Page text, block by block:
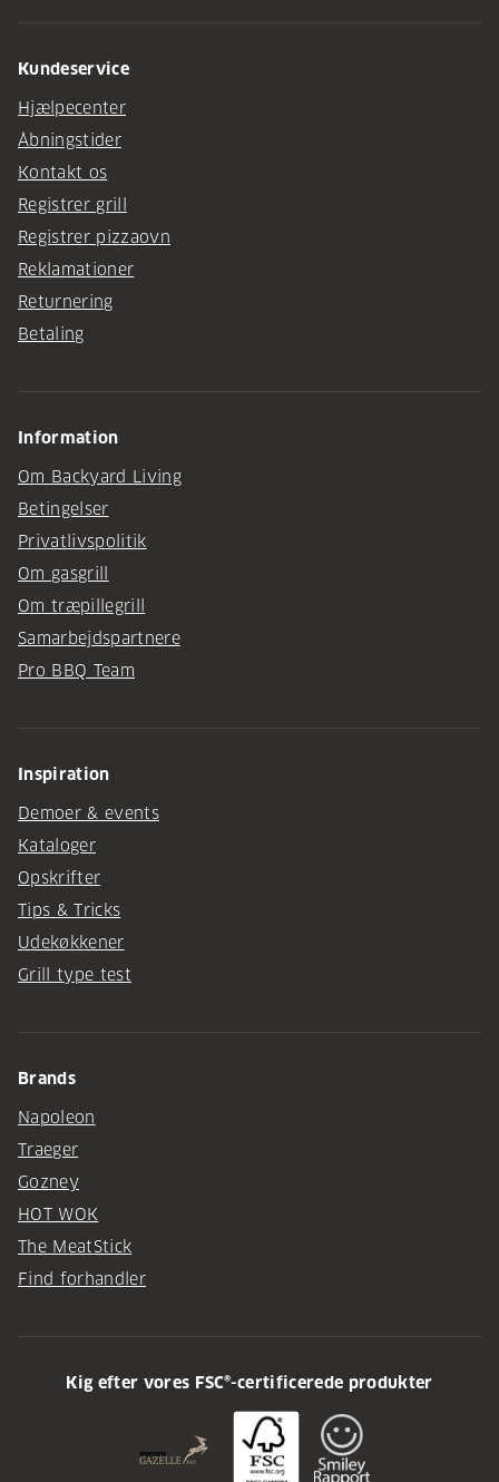
Kundeservice
Hjælpecenter
Åbningstider
Kontakt os
Registrer grill
Registrer pizzaovn
Reklamationer
Returnering
Betaling
Information
Om Backyard Living
Betingelser
Privatlivspolitik
Om gasgrill
Om træpillegrill
Samarbejdspartnere
Pro BBQ Team
Inspiration
Demoer & events
Kataloger
Opskrifter
Tips & Tricks
Udekøkkener
Grill type test
Brands
Napoleon
Traeger
Gozney
HOT WOK
The MeatStick
Find forhandler
Kig efter vores FSC®-certificerede produkter